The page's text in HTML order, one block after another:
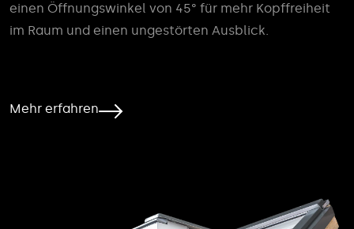
einen Öffnungswinkel von 45° für mehr Kopffreiheit
im Raum und einen ungestörten Ausblick.
Mehr erfahren